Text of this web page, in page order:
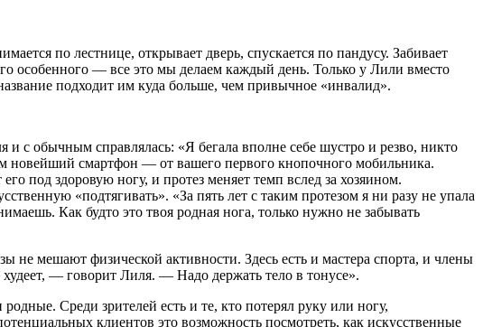
по лестнице, открывает дверь, спускается по пандусу. Забивает
особенного — все это мы делаем каждый день. Только у Лили вместо
подходит им куда больше, чем привычное «инвалид».
с обычным справлялась: «Я бегала вполне себе шустро и резво, никто
новейший смартфон — от вашего первого кнопочного мобильника.
под здоровую ногу, и протез меняет темп вслед за хозяином.
«подтягивать». «За пять лет с таким протезом я ни разу не упала
Как будто это твоя родная нога, только нужно не забывать
мешают физической активности. Здесь есть и мастера спорта, и члены
худеет, — говорит Лиля. — Надо держать тело в тонусе».
Среди зрителей есть и те, кто потерял руку или ногу,
клиентов это возможность посмотреть, как искусственные